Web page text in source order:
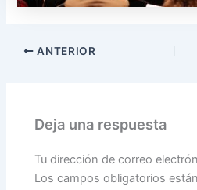
ANTERIOR
Deja una respuesta
Tu dirección de correo
Los campos obligatorios